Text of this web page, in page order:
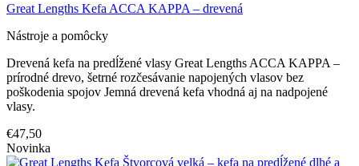
Great Lengths Kefa ACCA KAPPA – drevená
Nástroje a pomôcky
Drevená kefa na predĺžené vlasy Great Lengths ACCA KAPPA –
prírodné drevo, šetrné rozčesávanie napojených vlasov bez
poškodenia spojov Jemná drevená kefa vhodná aj na nadpojené
vlasy.
€47,50
Novinka